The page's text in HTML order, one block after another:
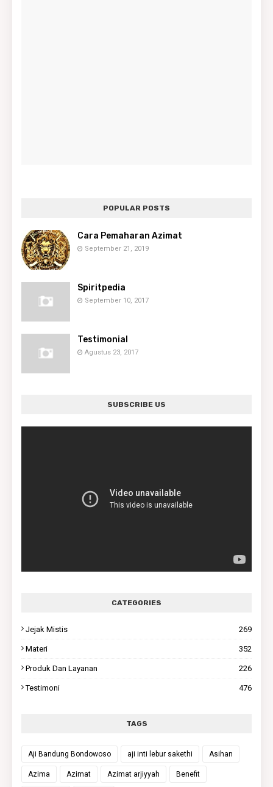
POPULAR POSTS
Cara Pemaharan Azimat
September 21, 2019
Spiritpedia
September 10, 2017
Testimonial
Agustus 23, 2017
SUBSCRIBE US
CATEGORIES
Jejak Mistis 269
Materi 352
Produk Dan Layanan 226
Testimoni 476
TAGS
Aji Bandung Bondowoso aji inti lebur sakethi Asihan
Azima Azimat Azimat arjiyyah Benefit